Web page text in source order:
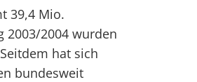
39,4 Mio.
2003/2004 wurden
hat sich
bundesweit